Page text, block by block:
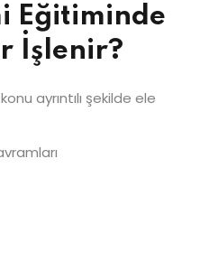
Eğitiminde
İşlenir?
ayrıntılı şekilde ele